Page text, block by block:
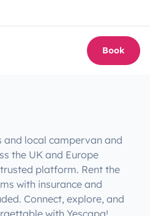
Book
and local campervan and
the UK and Europe
platform. Rent the
with insurance and
Connect, explore, and